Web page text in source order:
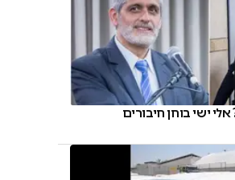
ישי בוחן חיבורים